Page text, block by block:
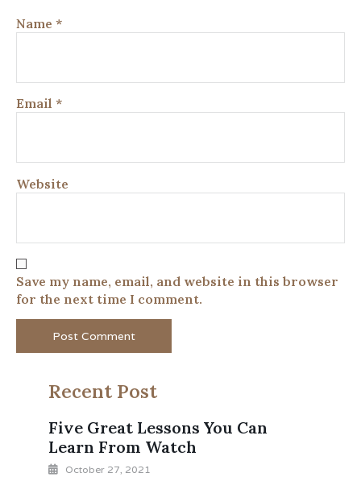
Name *
Email *
Website
Save my name, email, and website in this browser
for the next time I comment.
Recent Post
Five Great Lessons You Can
Learn From Watch
October 27, 2021